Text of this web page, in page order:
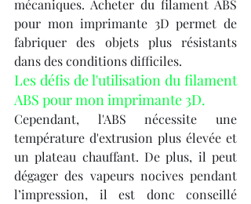
mécaniques. Acheter du filament ABS
pour mon imprimante 3D permet de
fabriquer des objets plus résistants
dans des conditions difficiles.
Les défis de l'utilisation du filament
ABS pour mon imprimante 3D.
Cependant, l'ABS nécessite une
température d'extrusion plus élevée et
un plateau chauffant. De plus, il peut
dégager des vapeurs nocives pendant
l’impression, il est donc conseillé